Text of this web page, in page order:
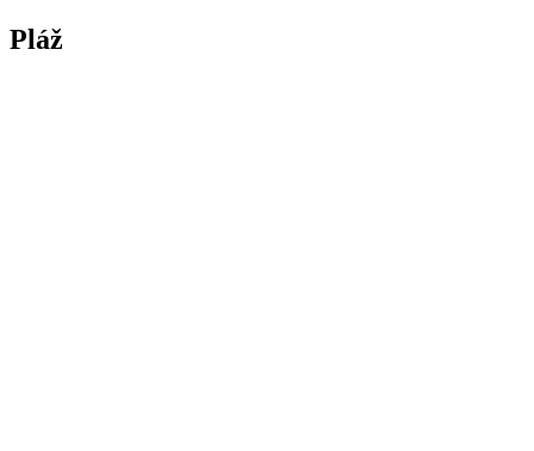
Pláž